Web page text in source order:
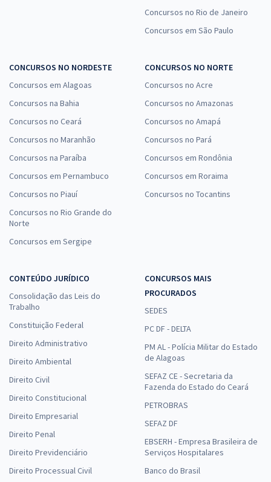
Concursos no Rio de Janeiro
Concursos em São Paulo
CONCURSOS NO NORDESTE
Concursos em Alagoas
Concursos na Bahia
Concursos no Ceará
Concursos no Maranhão
Concursos na Paraíba
Concursos em Pernambuco
Concursos no Piauí
Concursos no Rio Grande do
Norte
Concursos em Sergipe
CONCURSOS NO NORTE
Concursos no Acre
Concursos no Amazonas
Concursos no Amapá
Concursos no Pará
Concursos em Rondônia
Concursos em Roraima
Concursos no Tocantins
CONTEÚDO JURÍDICO
Consolidação das Leis do
Trabalho
Constituição Federal
Direito Administrativo
Direito Ambiental
Direito Civil
Direito Constitucional
Direito Empresarial
Direito Penal
Direito Previdenciário
Direito Processual Civil
CONCURSOS MAIS
PROCURADOS
SEDES
PC DF - DELTA
PM AL - Polícia Militar do Estado
de Alagoas
SEFAZ CE - Secretaria da
Fazenda do Estado do Ceará
PETROBRAS
SEFAZ DF
EBSERH - Empresa Brasileira de
Serviços Hospitalares
Banco do Brasil